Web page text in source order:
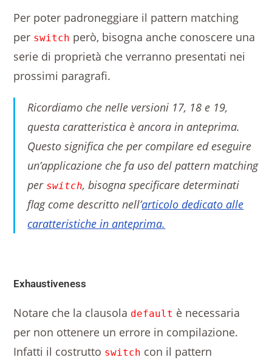
Per poter padroneggiare il pattern matching
per switch però, bisogna anche conoscere una
serie di proprietà che verranno presentati nei
prossimi paragrafi.
Ricordiamo che nelle versioni 17, 18 e 19,
questa caratteristica è ancora in anteprima.
Questo significa che per compilare ed eseguire
un’applicazione che fa uso del pattern matching
per switch, bisogna specificare determinati
flag come descritto nell’articolo dedicato alle
caratteristiche in anteprima.
Exhaustiveness
Notare che la clausola default è necessaria
per non ottenere un errore in compilazione.
Infatti il costrutto switch con il pattern